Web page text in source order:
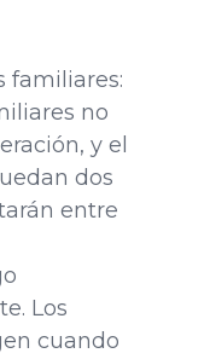
familiares:
no
y el
dos
entre
Los
cuando